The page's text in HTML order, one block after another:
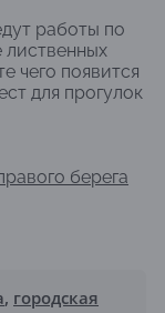
работы по
лиственных
чего появится
для прогулок
берега
, городская